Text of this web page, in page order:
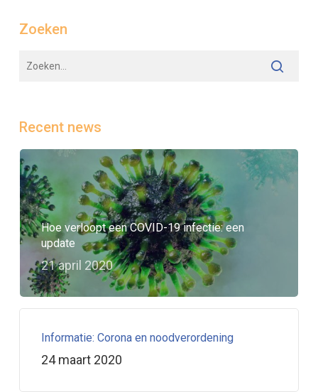
Zoeken
Recent news
Hoe verloopt een COVID-19 infectie: een
update
21 april 2020
Informatie: Corona en noodverordening
24 maart 2020